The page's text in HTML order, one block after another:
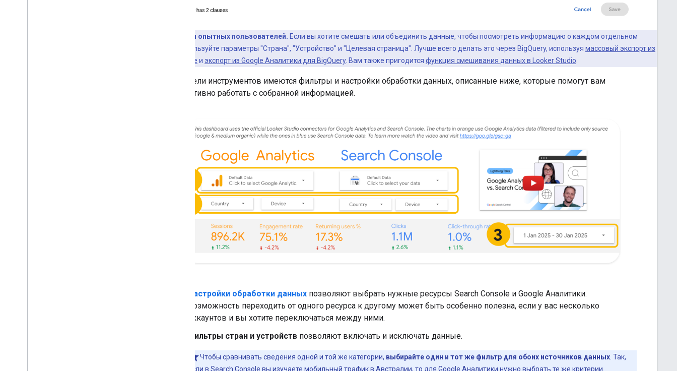
Совет для опытных пользователей. Если вы хотите смешать или объединить данные, чтобы посмотреть информацию о каждом отдельном
запросе, используйте параметры "Страна", "Устройство" и "Целевая страница". Лучше всего делать это через BigQuery, используя массовый экспорт из
Search Console и экспорт из Google Аналитики для BigQuery. Вам также пригодится функция смешивания данных в Looker Studio.
На панели инструментов имеются фильтры и настройки обработки данных, описанные ниже, которые помогут вам
эффективно работать с собранной информацией.
Настройки обработки данных позволяют выбрать нужные ресурсы Search Console и Google Аналитики.
Возможность переходить от одного ресурса к другому может быть особенно полезна, если у вас несколько
аккаунтов и вы хотите переключаться между ними.
Фильтры стран и устройств позволяют включать и исключать данные.
Чтобы сравнивать сведения одной и той же категории, выбирайте один и тот же фильтр для обоих источников данных. Так,
если в Search Console вы изучаете мобильный трафик в Австралии, то для Google Аналитики нужно выбрать те же критерии.